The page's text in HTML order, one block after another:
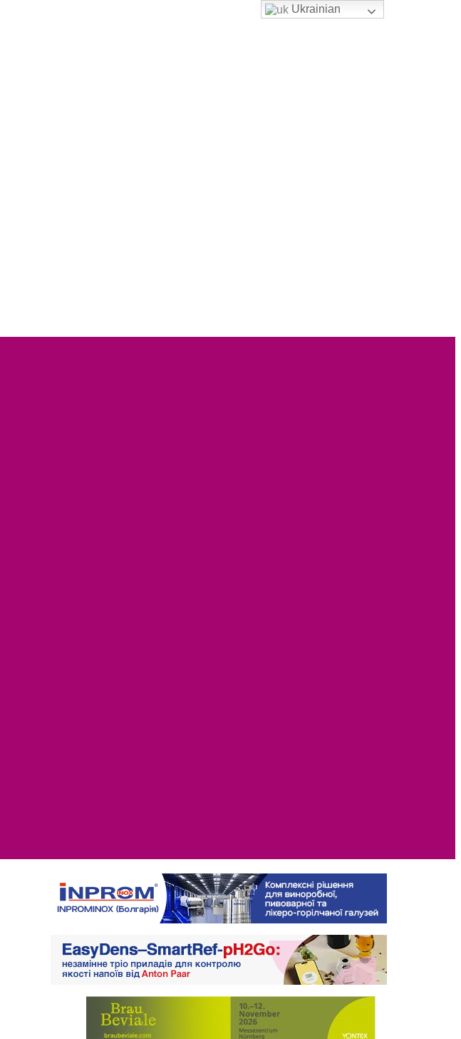
Ukrainian